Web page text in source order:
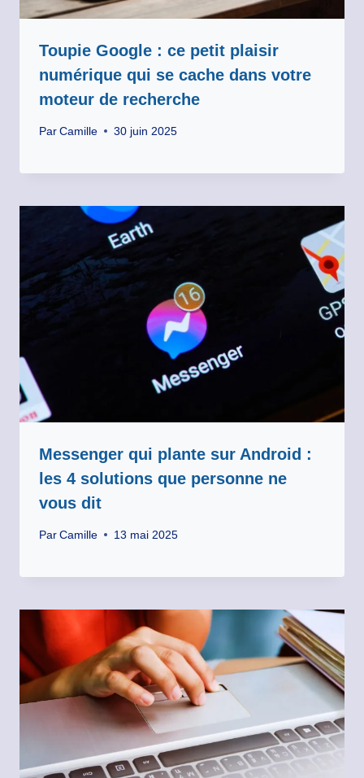
Toupie Google : ce petit plaisir
numérique qui se cache dans votre
moteur de recherche
Par Camille 30 juin 2025
Messenger qui plante sur Android :
les 4 solutions que personne ne
vous dit
Par Camille 13 mai 2025